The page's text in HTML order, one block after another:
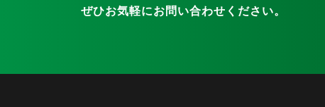
ぜひお気軽にお問い合わせください。